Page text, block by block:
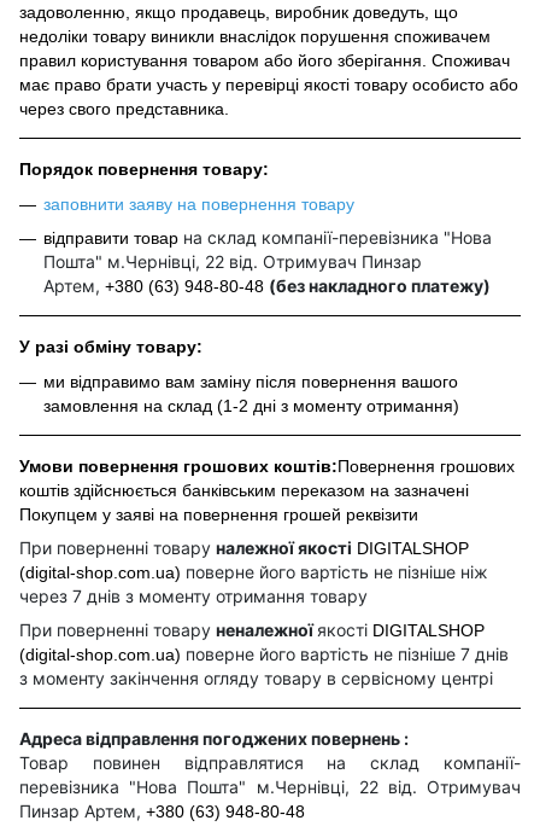
задоволенню, якщо продавець, виробник доведуть, що
недоліки товару виникли внаслідок порушення споживачем
правил користування товаром або його зберігання. Споживач
має право брати участь у перевірці якості товару особисто або
через свого представника.
Порядок повернення товару:
заповнити заяву на повернення товару
відправити товар на склад компанії-перевізника "Нова
Пошта" м.Чернівці, 22 від. Отримувач Пинзар
Артем, +380 (63) 948-80-48 (без накладного платежу)
У разі обміну товару:
ми відправимо вам заміну після повернення вашого
замовлення на склад (1-2 дні з моменту отримання)
Умови повернення грошових коштів:Повернення грошових
коштів здійснюється банківським переказом на зазначені
Покупцем у заяві на повернення грошей реквізити
При поверненні товару належної якості DIGITALSHOP
(digital-shop.com.ua) поверне його вартість не пізніше ніж
через 7 днів з моменту отримання товару
При поверненні товару неналежноїякості DIGITALSHOP
(digital-shop.com.ua) поверне його вартість не пізніше 7 днів
з моменту закінчення огляду товару в сервісному центрі
Адреса відправлення погоджених повернень :
Товар повинен відправлятися на склад компанії-
перевізника "Нова Пошта" м.Чернівці, 22 від. Отримувач
Пинзар Артем, +380 (63) 948-80-48